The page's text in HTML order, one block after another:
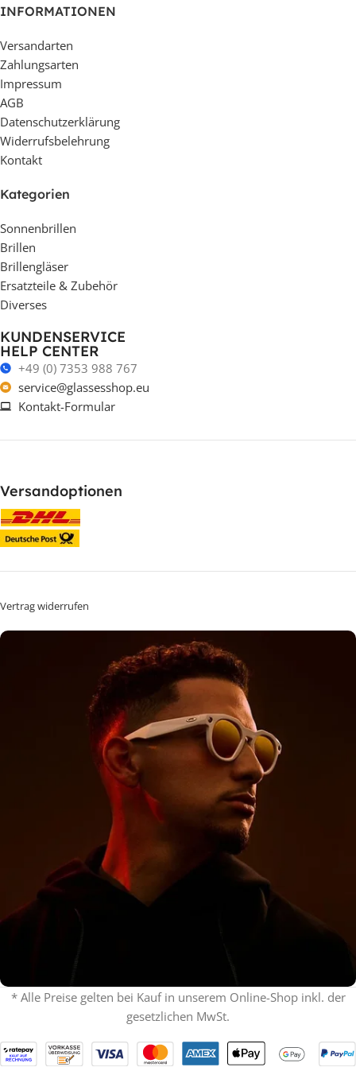
INFORMATIONEN
Versandarten
Zahlungsarten
Impressum
AGB
Datenschutzerklärung
Widerrufsbelehrung
Kontakt
Kategorien
Sonnenbrillen
Brillen
Brillengläser
Ersatzteile & Zubehör
Diverses
KUNDENSERVICE
HELP CENTER
+49 (0) 7353 988 767
service@glassesshop.eu
Kontakt-Formular
Versandoptionen
Vertrag widerrufen
% ON SALE %
Oakley mit Sehstärke
SPECIAL OFFER
* Alle Preise gelten bei Kauf in unserem Online-Shop inkl. der
gesetzlichen MwSt.